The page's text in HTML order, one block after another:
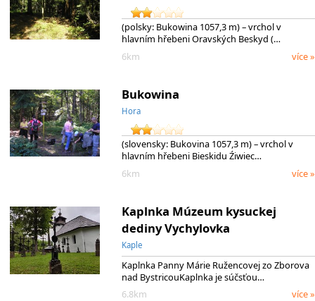
(polsky: Bukowina 1057,3 m) – vrchol v
hlavním hřebeni Oravských Beskyd (…
6km
více »
Bukowina
Hora
(slovensky: Bukovina 1057,3 m) – vrchol v
hlavním hřebeni Bieskidu Źiwiec…
6km
více »
Kaplnka Múzeum kysuckej
dediny Vychylovka
Kaple
Kaplnka Panny Márie Ružencovej zo Zborova
nad BystricouKaplnka je súčsťou…
6.8km
více »